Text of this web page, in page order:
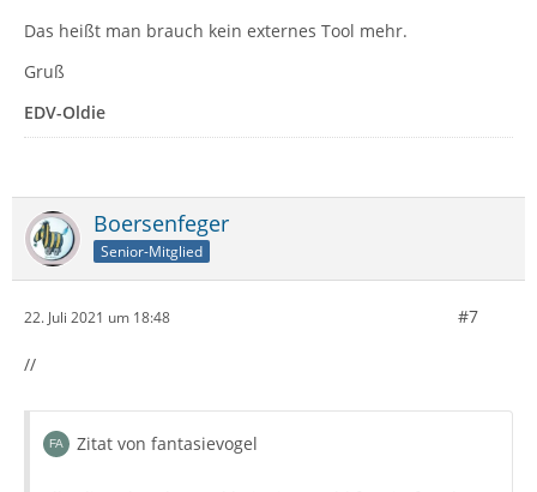
Das heißt man brauch kein externes Tool mehr.
Gruß
EDV-Oldie
Boersenfeger
Senior-Mitglied
22. Juli 2021 um 18:48 #7
//
Zitat von fantasievogel